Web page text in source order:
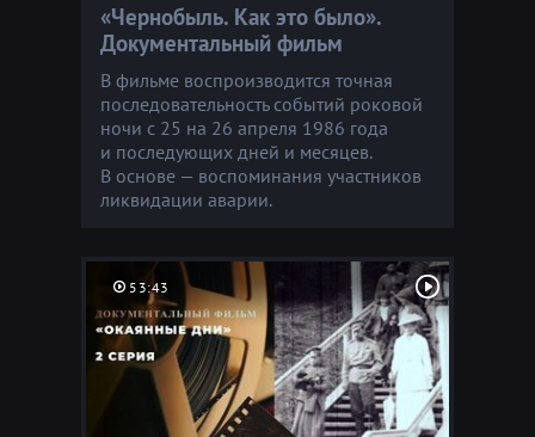
«Чернобыль. Как это было».
Документальный фильм
В фильме воспроизводится точная
последовательность событий роковой
ночи с 25 на 26 апреля 1986 года
и последующих дней и месяцев.
В основе — воспоминания участников
ликвидации аварии.
53:43